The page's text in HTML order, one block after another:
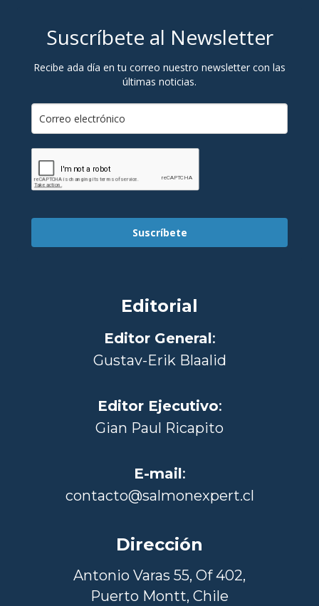
Suscríbete al Newsletter
Recibe ada día en tu correo nuestro newsletter con las
últimas noticias.
Suscríbete
Editorial
Editor General:
Gustav-Erik Blaalid
Editor Ejecutivo:
Gian Paul Ricapito
E-mail:
contacto@salmonexpert.cl
Dirección
Antonio Varas 55, Of 402,
Puerto Montt, Chile